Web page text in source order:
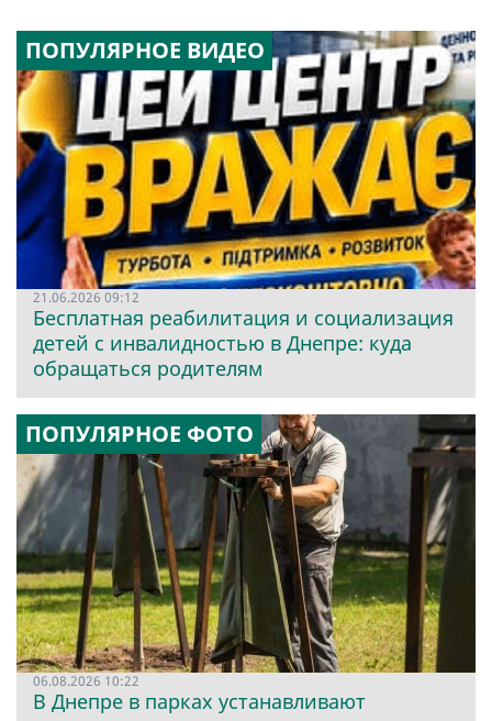
ПОПУЛЯРНОЕ ВИДЕО
21.06.2026 09:12
Бесплатная реабилитация и социализация
детей с инвалидностью в Днепре: куда
обращаться родителям
ПОПУЛЯРНОЕ ФОТО
06.08.2026 10:22
В Днепре в парках устанавливают